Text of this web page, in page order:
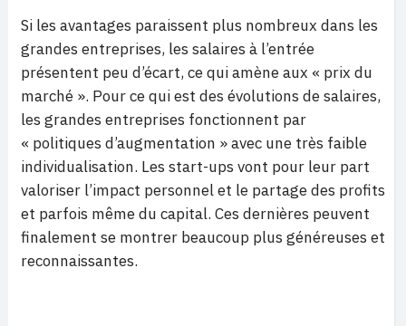
Si les avantages paraissent plus nombreux dans les
grandes entreprises, les salaires à l’entrée
présentent peu d’écart, ce qui amène aux « prix du
marché ». Pour ce qui est des évolutions de salaires,
les grandes entreprises fonctionnent par
« politiques d’augmentation » avec une très faible
individualisation. Les start-ups vont pour leur part
valoriser l’impact personnel et le partage des profits
et parfois même du capital. Ces dernières peuvent
finalement se montrer beaucoup plus généreuses et
reconnaissantes.